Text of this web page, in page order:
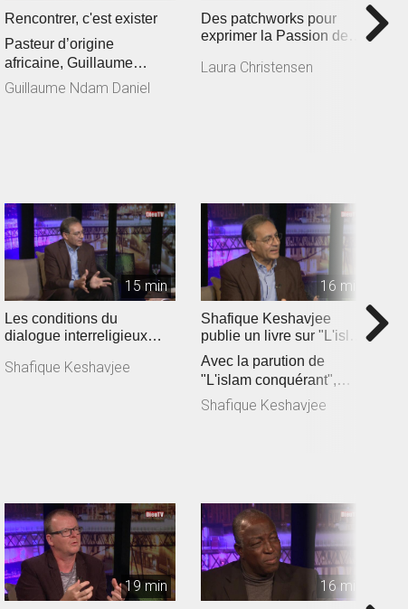
Rencontrer, c'est exister
Pasteur d’origine
africaine, Guillaume
Ndam Daniel croit aux
Guillaume Ndam Daniel
Des patchworks pour
exprimer la Passion de
Laura Christensen
15 min
Les conditions du
dialogue interreligieux
Shafique Keshavjee
16 min
Shafique Keshavjee
publie un livre sur "L'islam
conquérant" (2019)
Avec la parution de
"L'islam conquérant",
Shafique Keshavjee lance
un cri d’a...
Shafique Keshavjee
19 min 16 min